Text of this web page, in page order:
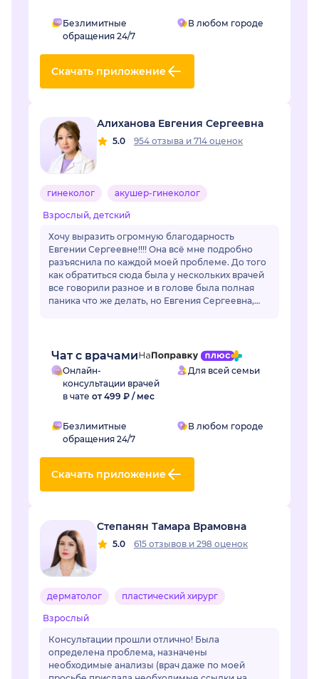
Безлимитные
обращения 24/7
В любом городе
Скачать приложение
Алиханова Евгения Сергеевна
5.0 954 отзыва и 714 оценок
гинеколог акушер-гинеколог
Взрослый, детский
Хочу выразить огромную благодарность
Евгении Сергеевне!!!! Она всё мне подробно
разъяснила по каждой моей проблеме. До того
как обратиться сюда была у нескольких врачей
все говорили разное и в голове была полная
паника что же делать, но Евгения Сергеевна,
Чат с врачами
Онлайн-
консультации врачей
в чате от 499 ₽ / мес
Для всей семьи
Безлимитные
обращения 24/7
В любом городе
Скачать приложение
Степанян Тамара Врамовна
5.0 615 отзывов и 298 оценок
дерматолог пластический хирург
Взрослый
Консультации прошли отлично! Была
определена проблема, назначены
необходимые анализы (врач даже по моей